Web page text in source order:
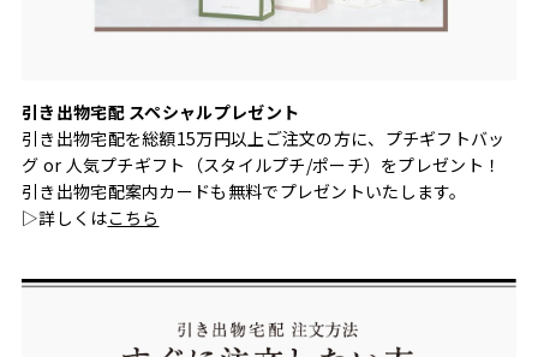
引き出物宅配 スペシャルプレゼント
引き出物宅配を総額15万円以上ご注文の方に、プチギフトバッ
グ or 人気プチギフト（スタイルプチ/ポーチ）をプレゼント！
引き出物宅配案内カードも無料でプレゼントいたします。
▷詳しくはこちら